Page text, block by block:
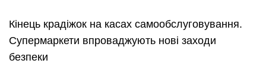
Кінець крадіжок на касах самообслуговування.
Супермаркети впроваджують нові заходи
безпеки